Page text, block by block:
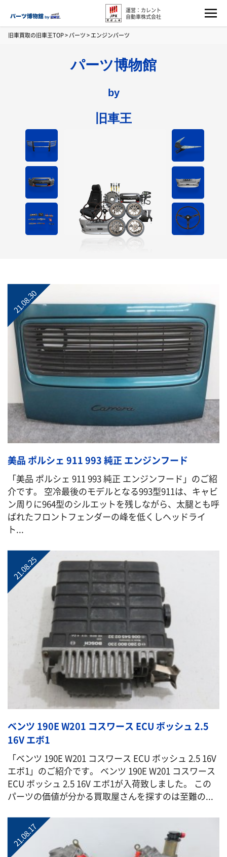
運営：カレント
自動車株式会社
旧車買取の旧車王TOP>パーツ>エンジンパーツ
パーツ博物館
by
旧車王
21.08.30
美品 ポルシェ 911 993 純正 エンジンフード
「美品 ポルシェ 911 993 純正 エンジンフード」のご紹
介です。 空冷最後のモデルとなる993型911は、キャビ
ン周りに964型のシルエットを残しながら、太腿とも呼
ばれたフロントフェンダーの峰を低くしヘッドライ
ト...
21.08.25
ベンツ 190E W201 コスワース ECU ボッシュ 2.5
16V エボ1
「ベンツ 190E W201 コスワース ECU ボッシュ 2.5 16V
エボ1」のご紹介です。 ベンツ 190E W201 コスワース
ECU ボッシュ 2.5 16V エボ1が入荷致しました。 この
パーツの価値が分かる買取屋さんを探すのは至難の...
21.08.17